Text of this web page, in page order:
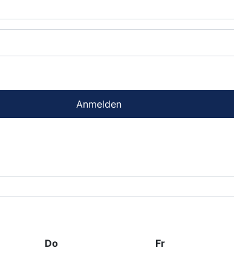
Do Fr
Anmelden